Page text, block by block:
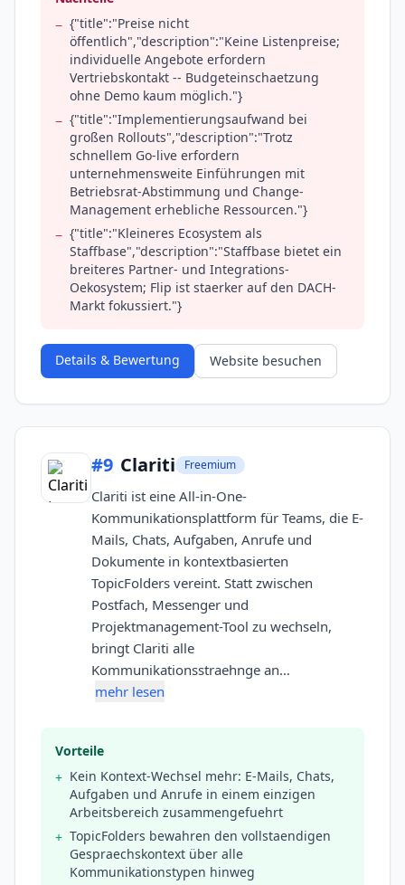
− {"title":"Preise nicht
öffentlich","description":"Keine Listenpreise;
individuelle Angebote erfordern
Vertriebskontakt -- Budgeteinschaetzung
ohne Demo kaum möglich."}
− {"title":"Implementierungsaufwand bei
großen Rollouts","description":"Trotz
schnellem Go-live erfordern
unternehmensweite Einführungen mit
Betriebsrat-Abstimmung und Change-
Management erhebliche Ressourcen."}
− {"title":"Kleineres Ecosystem als
Staffbase","description":"Staffbase bietet ein
breiteres Partner- und Integrations-
Oekosystem; Flip ist staerker auf den DACH-
Markt fokussiert."}
Details & Bewertung Website besuchen
#9 Clariti Freemium
Clariti ist eine All-in-One-
Kommunikationsplattform für Teams, die E-
Mails, Chats, Aufgaben, Anrufe und
Dokumente in kontextbasierten
TopicFolders vereint. Statt zwischen
Postfach, Messenger und
Projektmanagement-Tool zu wechseln,
bringt Clariti alle
Kommunikationsstraehnge an…
mehr lesen
Vorteile
+ Kein Kontext-Wechsel mehr: E-Mails, Chats,
Aufgaben und Anrufe in einem einzigen
Arbeitsbereich zusammengefuehrt
+ TopicFolders bewahren den vollstaendigen
Gespraechskontext über alle
Kommunikationstypen hinweg